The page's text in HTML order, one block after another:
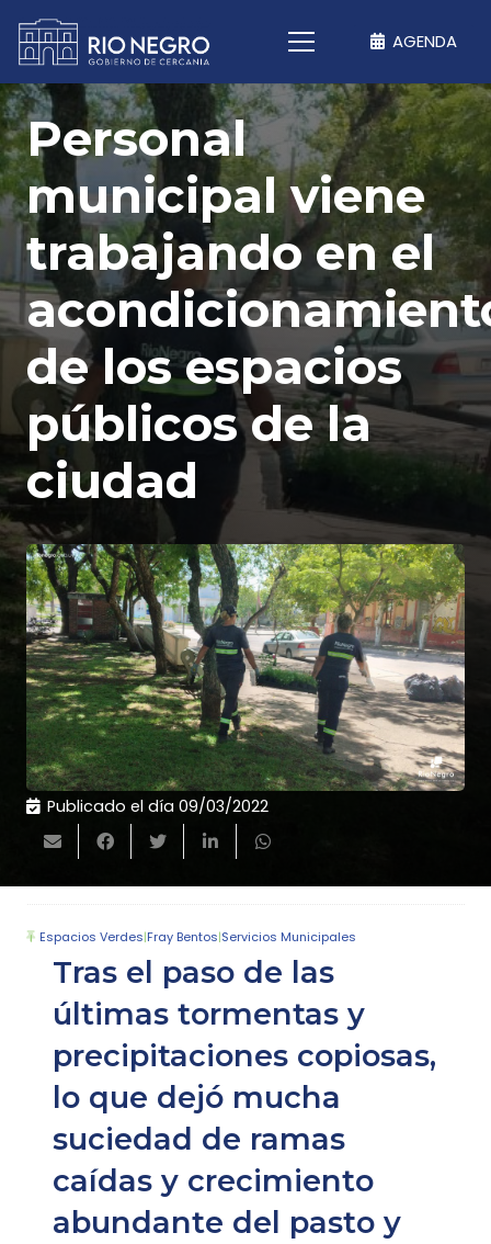
AGENDA
Personal
municipal viene
trabajando en el
de los espacios
públicos de la
ciudad
Publicado el día 09/03/2022
Espacios Verdes|Fray Bentos|Servicios Municipales
Tras el paso de las
últimas tormentas y
precipitaciones copiosas,
lo que dejó mucha
suciedad de ramas
caídas y crecimiento
abundante del pasto y